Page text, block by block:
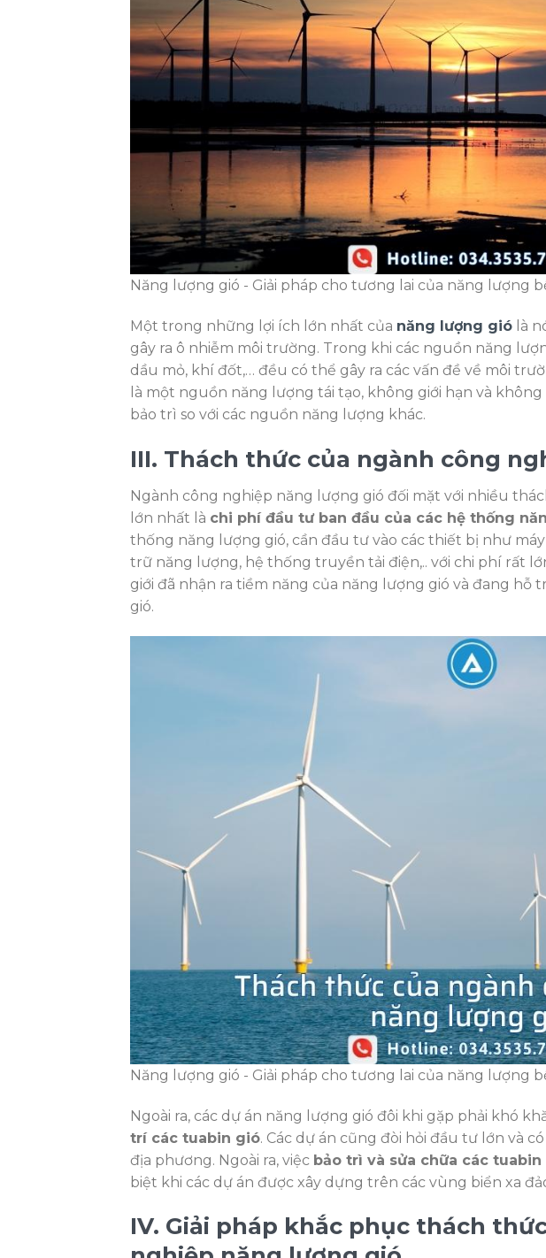
Năng lượng gió - Giải pháp cho tương lai của năng lượng
Một trong những lợi ích lớn nhất của năng lượng gió là
gây ra ô nhiễm môi trường. Trong khi các nguồn năng
dầu mỏ, khí đốt,… đều có thể gây ra các vấn đề về môi
là một nguồn năng lượng tái tạo, không giới hạn và
bảo trì so với các nguồn năng lượng khác.
III. Thách thức của ngành công
Ngành công nghiệp năng lượng gió đối mặt với nhiều
lớn nhất là chi phí đầu tư ban đầu của các hệ thống
thống năng lượng gió, cần đầu tư vào các thiết bị như
trữ năng lượng, hệ thống truyền tải điện,.. với chi phí rất
giới đã nhận ra tiềm năng của năng lượng gió và đang hỗ
gió.
Năng lượng gió - Giải pháp cho tương lai của năng lượng
Ngoài ra, các dự án năng lượng gió đôi khi gặp phải khó
trí các tuabin gió. Các dự án cũng đòi hỏi đầu tư lớn và
địa phương. Ngoài ra, việc bảo trì và sửa chữa các
biệt khi các dự án được xây dựng trên các vùng biển xa
IV. Giải pháp khắc phục thách